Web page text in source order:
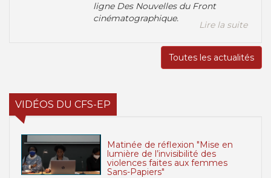
ligne Des Nouvelles du Front
cinématographique.
Lire la suite
Toutes les actualités
VIDÉOS DU CFS-EP
Matinée de réflexion "Mise en
lumière de l’invisibilité des
violences faites aux femmes
Sans-Papiers"